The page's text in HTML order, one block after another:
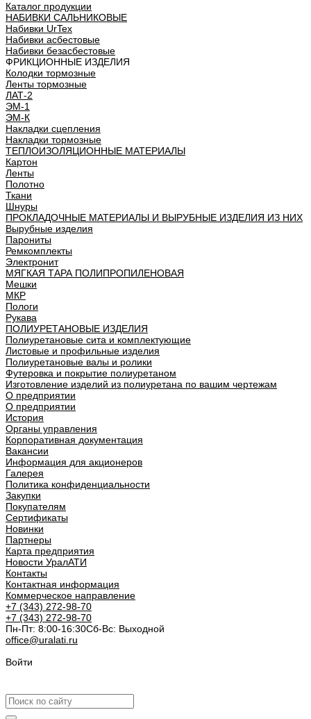
Каталог продукции
НАБИВКИ САЛЬНИКОВЫЕ
Набивки UrTex
Набивки асбестовые
Набивки безасбестовые
ФРИКЦИОННЫЕ ИЗДЕЛИЯ
Колодки тормозные
Ленты тормозные
ЛАТ-2
ЭМ-1
ЭМ-К
Накладки сцепления
Накладки тормозные
ТЕПЛОИЗОЛЯЦИОННЫЕ МАТЕРИАЛЫ
Картон
Ленты
Полотно
Ткани
Шнуры
ПРОКЛАДОЧНЫЕ МАТЕРИАЛЫ И ВЫРУБНЫЕ ИЗДЕЛИЯ ИЗ НИХ
Вырубные изделия
Парониты
Ремкомплекты
Электронит
МЯГКАЯ ТАРА ПОЛИПРОПИЛЕНОВАЯ
Мешки
МКР
Пологи
Рукава
ПОЛИУРЕТАНОВЫЕ ИЗДЕЛИЯ
Полиуретановые сита и комплектующие
Листовые и профильные изделия
Полиуретановые валы и ролики
Футеровка и покрытие полиуретаном
Изготовление изделий из полиуретана по вашим чертежам
О предприятии
О предприятии
История
Органы управления
Корпоративная документация
Вакансии
Информация для акционеров
Галерея
Политика конфиденциальности
Закупки
Покупателям
Сертификаты
Новинки
Партнеры
Карта предприятия
Новости УралАТИ
Контакты
Контактная информация
Коммерческое направление
+7 (343) 272-98-70
+7 (343) 272-98-70
Пн-Пт: 8:00-16:30Cб-Вс: Выходной
office@uralati.ru
Войти